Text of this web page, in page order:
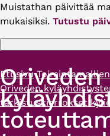
Muistathan päivittää
mukaisiksi. Tutustu
Murupolku
Etusivu
Oriveden
tarkistuskierrokset
Oriveden